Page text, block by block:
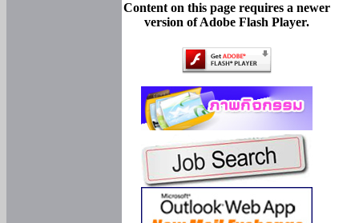
Content on this page requires a newer
version of Adobe Flash Player.